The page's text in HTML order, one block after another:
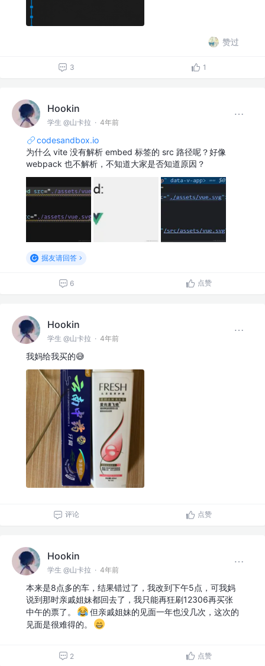
赞过
3 1
Hookin
学生 @山卡拉 · 4年前
codesandbox.io
为什么 vite 没有解析 embed 标签的 src 路径呢？好像
webpack 也不解析，不知道大家是否知道原因？
掘友请回答
6 点赞
Hookin
学生 @山卡拉 · 4年前
我妈给我买的😅
评论 点赞
Hookin
学生 @山卡拉 · 4年前
本来是8点多的车，结果错过了，我改到下午5点，可我妈
说到那时亲戚姐妹都回去了，我只能再狂刷12306再买张
中午的票了。
但亲戚姐妹的见面一年也没几次，这次的
见面是很难得的。
2 点赞